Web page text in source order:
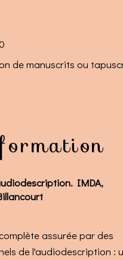
de manuscrits ou
formation
IMDA,
assurée par des
de l'audiodescription :